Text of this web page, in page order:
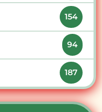
154
94
187